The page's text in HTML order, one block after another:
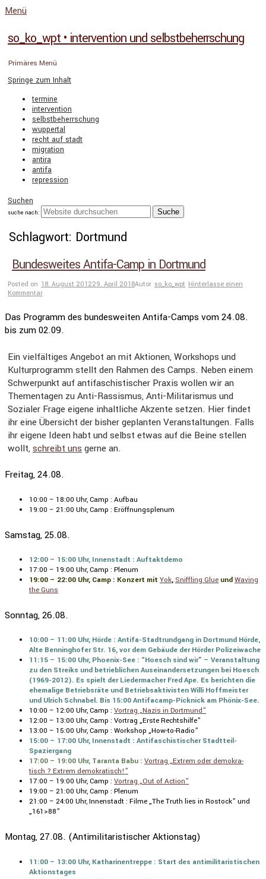
Menü
so_ko_wpt • intervention und selbstbeherrschung
Primäres Menü
Springe zum Inhalt
termine
intervention
selbstbeherrschung
wuppertal
recht auf stadt
migration
antira
antifa
repression
Suchen
suche nach:
Schlagwort: Dortmund
Bundesweites Antifa-Camp in Dortmund
Posted on 18. August 201229. April 2018Autor so_ko_wpt Hinterlasse einen
Kommentar
Das Programm des bundesweiten Antifa-Camps vom 24.08.
bis zum 02.09.
Ein vielfäl­tiges Angebot an mit Aktionen, Workshops und
Kultur­pro­gramm stellt den Rahmen des Camps. Neben einem
Schwer­punkt auf antifa­schis­ti­scher Praxis wollen wir an
Themen­tagen zu Anti-Rassismus, Anti-Milita­rismus und
Sozialer Frage eigene inhalt­liche Akzente setzen. Hier findet
ihr eine Übersicht der bisher geplanten Veran­stal­tungen. Falls
ihr eigene Ideen habt und selbst etwas auf die Beine stellen
wollt,schreibt uns gerne an.
Freitag, 24.08.
10:00 – 18:00 Uhr, Camp : Aufbau
19:00 – 21:00 Uhr, Camp : Eröff­nungs­plenum
Samstag, 25.08.
12:00 – 15:00 Uhr, Innen­stadt : Auftakt­demo
17:00 – 19:00 Uhr, Camp : Plenum
19:00 – 22:00 Uhr, Camp : Konzert mit Yok, Sniff­ling Glue undWaving
the Guns
Sonntag, 26.08.
10:00 – 11:00 Uhr, Hörde : Antifa-Stadt­rund­gang in Dortmund Hörde,
Alte Benning­hofer Str. 16, vor dem Gebäude der Hörder Polizei­wache
11:15 – 15:00 Uhr, Phoenix-See : “Hoesch sind wir” – Veran­stal­tung
zu den Streiks und betrieb­li­chen Ausein­an­der­set­zungen bei Hoesch
(1969-2012). Es spielt der Lieder­ma­cher Fred Ape. Es berichten die
ehema­lige Betriebs­räte und Betriebs­ak­ti­visten Willi Hoffmeister
und Ulrich Schnabel. Bis 15:00 Antifa­camp-Picknick am Phönix-See.
10:00 – 12:00 Uhr, Camp : Vortrag „Nazis in Dortmund”
12:00 – 13:00 Uhr, Camp : Vortrag „Erste Rechts­hilfe”
13:00 – 15:00 Uhr, Camp : Workshop „How-to-Radio”
15:00 – 17:00 Uhr, Innen­stadt : Antifa­schis­ti­scher Stadt­teil-
Spazier­gang
17:00 – 19:00 Uhr, Taranta Babu : Vortrag „Extrem oder demokra­
tisch ? Extrem demokra­tisch!”
17:00 – 19:00 Uhr, Camp : Vortrag „Out of Action”
19:00 – 21:00 Uhr, Camp : Plenum
21:00 – 24:00 Uhr, Innen­stadt : Filme „The Truth lies in Rostock” und
„161>88”
Montag, 27.08. (Antimilitaristischer Aktionstag)
11:00 – 13:00 Uhr, Katha­ri­nen­treppe : Start des antimi­li­ta­ris­ti­schen
Aktions­tages